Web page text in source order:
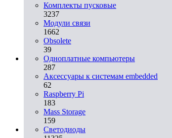
Комплекты пусковые
3237
Модули связи
1662
Obsolete
39
Одноплатные компьютеры
287
Аксессуары к системам embedded
62
Raspberry Pi
183
Mass Storage
159
Светодиоды